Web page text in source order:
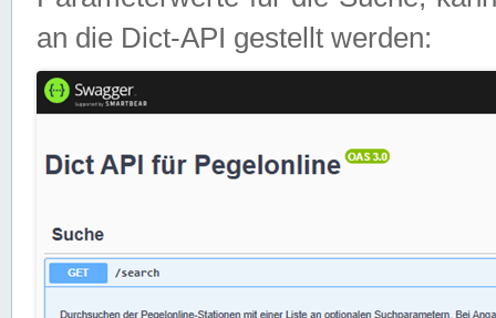
an die Dict-API gestellt werden: